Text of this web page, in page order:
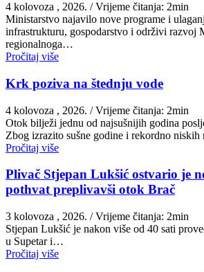
4 kolovoza , 2026. / Vrijeme čitanja: 2min
Ministarstvo najavilo nove programe i
infrastrukturu, gospodarstvo i održivi razvoj
regionalnoga…
Pročitaj više
Krk poziva na štednju vode
4 kolovoza , 2026. / Vrijeme čitanja: 2min
Otok bilježi jednu od najsušnijih godina
Zbog izrazito sušne godine i rekordno
Pročitaj više
Plivač Stjepan Lukšić ostvario je
pothvat preplivavši otok Brač
3 kolovoza , 2026. / Vrijeme čitanja: 2min
St​jepan Lukšić je nakon više od 40 sati
u Supetar i…
Pročitaj više